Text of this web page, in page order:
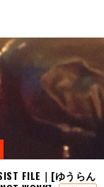
FILE｜[ゆうらん